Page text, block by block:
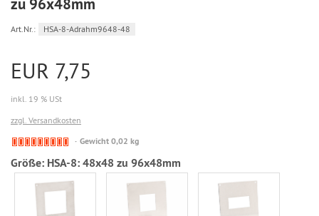
zu 96x48mm
Art.Nr.: HSA-8-Adrahm9648-48
EUR 7,75
inkl. 19 % USt
zzgl. Versandkosten
Mit
da
zur
Gewicht 0,02 kg
Größe: HSA-8: 48x48 zu 96x48mm